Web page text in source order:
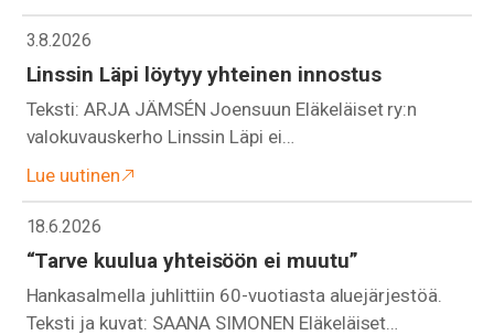
3.8.2026
Linssin Läpi löytyy yhteinen innostus
Teksti: ARJA JÄMSÉN Joensuun Eläkeläiset ry:n
valokuvauskerho Linssin Läpi ei…
Lue uutinen
18.6.2026
“Tarve kuulua yhteisöön ei muutu”
Hankasalmella juhlittiin 60-vuotiasta aluejärjestöä.
Teksti ja kuvat: SAANA SIMONEN Eläkeläiset…